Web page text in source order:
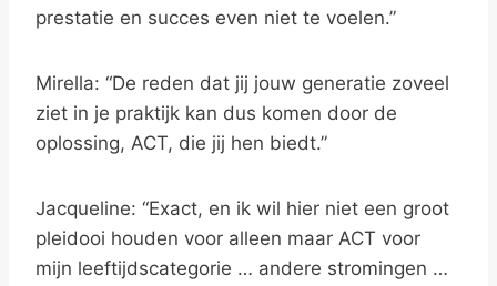
prestatie en succes even niet te voelen.”
Mirella: “De reden dat jij jouw generatie zoveel
ziet in je praktijk kan dus komen door de
oplossing, ACT, die jij hen biedt.”
Jacqueline: “Exact, en ik wil hier niet een groot
pleidooi houden voor alleen maar ACT voor
mijn leeftijdscategorie … andere stromingen …